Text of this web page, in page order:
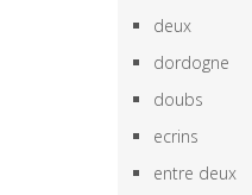
deux
dordogne
doubs
ecrins
entre deux